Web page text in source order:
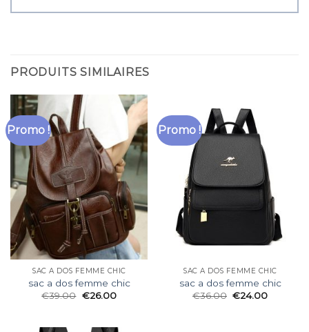
PRODUITS SIMILAIRES
Promo !
SAC A DOS FEMME CHIC
sac a dos femme chic
€39.00 €26.00
Promo !
SAC A DOS FEMME CHIC
sac a dos femme chic
€36.00 €24.00